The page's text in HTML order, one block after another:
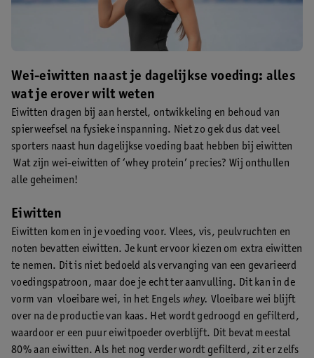
Wei-eiwitten naast je dagelijkse voeding: alles
wat je erover wilt weten
Eiwitten dragen bij aan herstel, ontwikkeling en behoud van
spierweefsel na fysieke inspanning. Niet zo gek dus dat veel
sporters naast hun dagelijkse voeding baat hebben bij eiwitten
Wat zijn wei-eiwitten of ‘whey protein’ precies? Wij onthullen
alle geheimen!
Eiwitten
Eiwitten komen in je voeding voor. Vlees, vis, peulvruchten en
noten bevatten eiwitten. Je kunt ervoor kiezen om extra eiwitten
te nemen. Dit is niet bedoeld als vervanging van een gevarieerd
voedingspatroon, maar doe je echt ter aanvulling. Dit kan in de
vorm van vloeibare wei, in het Engels whey. Vloeibare wei blijft
over na de productie van kaas. Het wordt gedroogd en gefilterd,
waardoor er een puur eiwitpoeder overblijft. Dit bevat meestal
80% aan eiwitten. Als het nog verder wordt gefilterd, zit er zelfs